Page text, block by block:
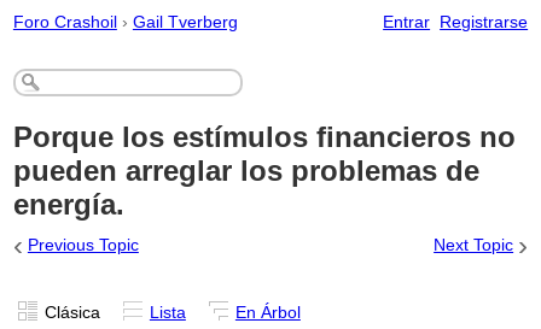
Foro Crashoil › Gail Tverberg Entrar Registrarse
Porque los estímulos financieros no
pueden arreglar los problemas de
energía.
‹ Previous Topic Next Topic ›
Clásica Lista
En Árbol